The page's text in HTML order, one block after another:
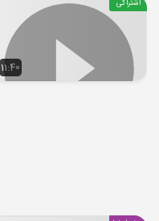
11:40
اشتراکی